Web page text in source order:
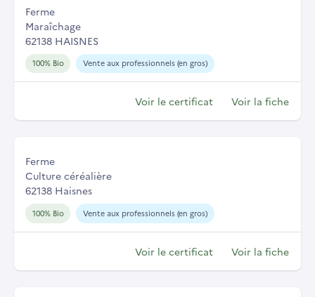
Ferme
Maraîchage
62138 HAISNES
100% Bio Vente aux professionnels (en gros)
Voir le certificat Voir la fiche
Ferme
Culture céréalière
62138 Haisnes
100% Bio Vente aux professionnels (en gros)
Voir le certificat Voir la fiche